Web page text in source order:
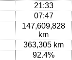
21:33
07:47
147,609,828
km
363,305 km
92.4%